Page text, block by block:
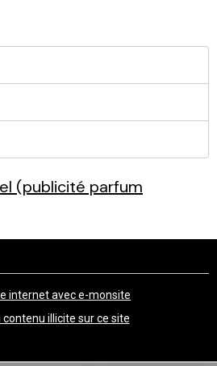
(publicité parfum
internet avec e-monsite
contenu illicite sur ce site